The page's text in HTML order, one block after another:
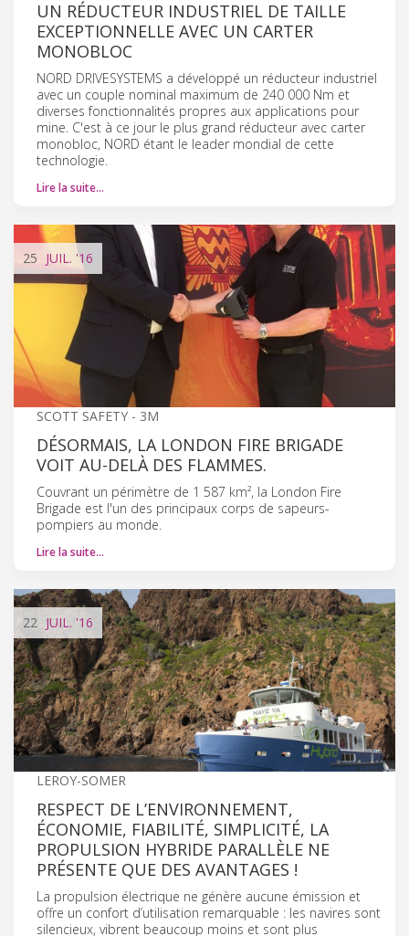
UN RÉDUCTEUR INDUSTRIEL DE TAILLE
EXCEPTIONNELLE AVEC UN CARTER
MONOBLOC
NORD DRIVESYSTEMS a développé un réducteur industriel
avec un couple nominal maximum de 240 000 Nm et
diverses fonctionnalités propres aux applications pour
mine. C'est à ce jour le plus grand réducteur avec carter
monobloc, NORD étant le leader mondial de cette
technologie.
Lire la suite…
25 JUIL. '16
SCOTT SAFETY - 3M
DÉSORMAIS, LA LONDON FIRE BRIGADE
VOIT AU-DELÀ DES FLAMMES.
Couvrant un périmètre de 1 587 km², la London Fire
Brigade est l'un des principaux corps de sapeurs-
pompiers au monde.
Lire la suite…
22 JUIL. '16
LEROY-SOMER
RESPECT DE L’ENVIRONNEMENT,
ÉCONOMIE, FIABILITÉ, SIMPLICITÉ, LA
PROPULSION HYBRIDE PARALLÈLE NE
PRÉSENTE QUE DES AVANTAGES !
La propulsion électrique ne génère aucune émission et
offre un confort d’utilisation remarquable : les navires sont
silencieux, vibrent beaucoup moins et sont plus